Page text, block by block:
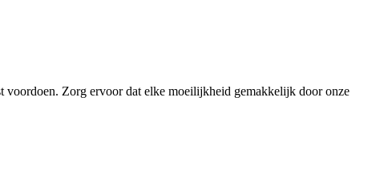
voordoen. Zorg ervoor dat elke moeilijkheid gemakkelijk door onze